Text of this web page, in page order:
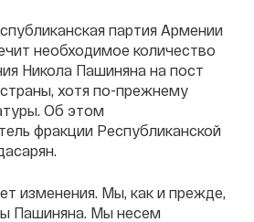
партия Армении
необходимое количество
Никола Пашиняна на пост
хотя по-прежнему
Об этом
фракции Республиканской
изменения. Мы, как и прежде,
Пашиняна. Мы несем